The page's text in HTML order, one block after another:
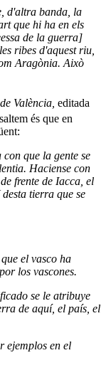
d'altra banda, la
que hi ha en els
de la guerra]
ribes d'aquest riu,
Aragònia. Això
València, editada
és que en
que la gente se
Haciense con
frente de Iacca, el
tierra que se
el vasco ha
los vascones.
se le atribuye
de aquí, el país, el
ejemplos en el